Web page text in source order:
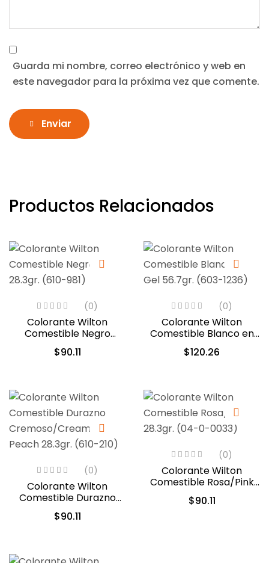
Guarda mi nombre, correo electrónico y web en
este navegador para la próxima vez que comente.
Enviar
Productos Relacionados
(0)
Colorante Wilton
Comestible Negro
28.3gr. (610-981)
$90.11
(0)
Colorante Wilton
Comestible Blanco en
Gel 56.7gr. (603-1236)
$120.26
(0)
Colorante Wilton
Comestible Durazno
Cremoso/Creamy
Peach 28.3gr. (610-210)
$90.11
(0)
Colorante Wilton
Comestible Rosa/Pink
28.3gr. (04-0-0033)
$90.11